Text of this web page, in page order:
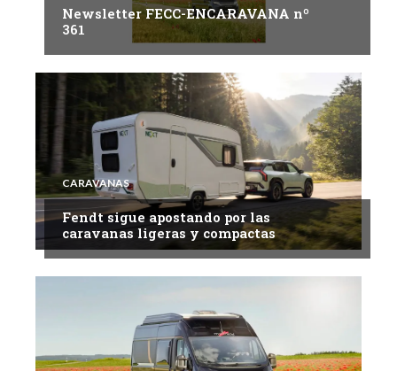
Newsletter FECC-ENCARAVANA nº
361
CARAVANAS
Fendt sigue apostando por las
caravanas ligeras y compactas